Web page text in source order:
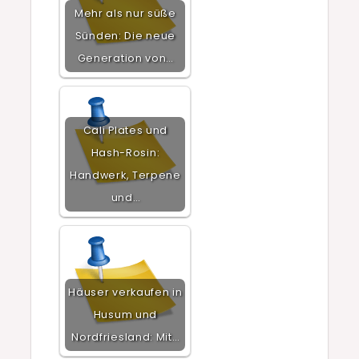
Mehr als nur süße
Sünden: Die neue
Generation von…
Cali Plates und
Hash-Rosin:
Handwerk, Terpene
und…
Häuser verkaufen in
Husum und
Nordfriesland: Mit…